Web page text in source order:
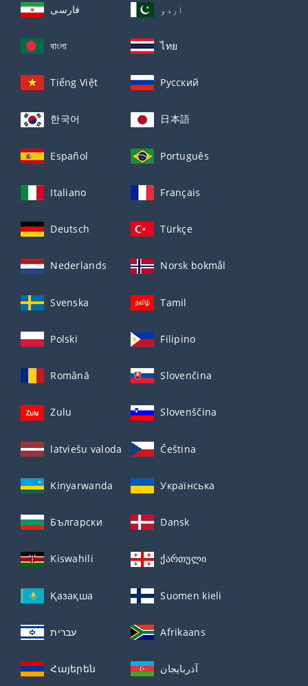
فارسی اردو
বাংলা ไทย
Tiếng Việt Русский
한국어 日本語
Español Português
Italiano Français
Deutsch Türkçe
Nederlands Norsk bokmål
Svenska Tamil
Polski Filipino
Română Slovenčina
Zulu Slovenščina
latviešu valoda Čeština
Kinyarwanda Українська
Български Dansk
Kiswahili ქართული
Қазақша Suomen kieli
עברית Afrikaans
Հայերեն آذربايجان